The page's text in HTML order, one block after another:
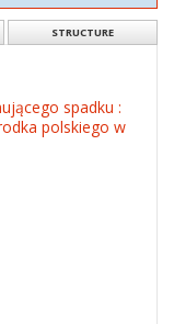
STRUCTURE
spadku :
polskiego w